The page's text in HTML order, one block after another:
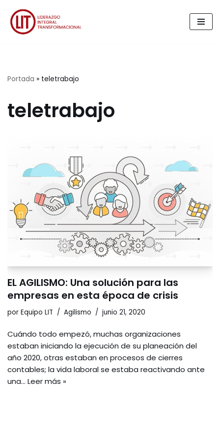
Saltar
Portada » teletrabajo
teletrabajo
EL AGILISMO: Una solución para las
empresas en esta época de crisis
por Equipo LIT Agilismo junio 21, 2020
Cuándo todo empezó, muchas organizaciones
estaban iniciando la ejecución de su planeación del
año 2020, otras estaban en procesos de cierres
contables; la vida laboral se estaba reactivando ante
una… Leer más »